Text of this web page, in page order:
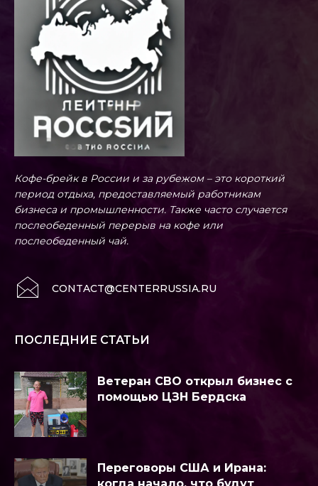
Кофе-брейк в России и за рубежом – это короткий
период отдыха, предоставляемый работникам
бизнеса и промышленности. Также часто случается
послеобеденный перерыв на кофе или
послеобеденный чай.
CONTACT@CENTERRUSSIA.RU
ПОСЛЕДНИЕ СТАТЬИ
Ветеран СВО открыл бизнес с
помощью ЦЗН Бердска
Переговоры США и Ирана: